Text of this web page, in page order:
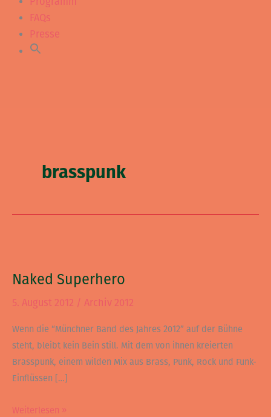
FAQs
Presse
brasspunk
Naked Superhero
5. August 2012 / Archiv 2012
Wenn die “Münchner Band des Jahres 2012” auf der Bühne
steht, bleibt kein Bein still. Mit dem von ihnen kreierten
Brasspunk, einem wilden Mix aus Brass, Punk, Rock und Funk-
Einflüssen […]
Weiterlesen »